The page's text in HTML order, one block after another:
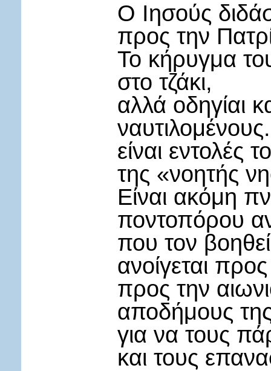
Ο Ιησούς
προς την
Το κήρυγμα
στο τζάκι,
αλλά οδηγίαι
είναι
της «νοητής
Είναι ακόμη
ποντοπόρου
που τον
ανοίγεται
προς την
αποδήμους
για να τους
και τους